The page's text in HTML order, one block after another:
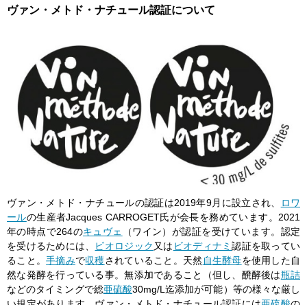
ヴァン・メトド・ナチュール認証について
ヴァン・メトド・ナチュールの認証は2019年9月に設立され、
ロワ
ールの生産者Jacques CARROGET氏が会長を務めています。2021
年の時点で264のキュヴェ
（ワイン）が認証を受けています。認定
を受けるためには、 ビオロジック 又は ビオディナミ認証を取ってい
ること。手摘みで収穫されていること。天然 自生酵母を使用した自
然な発酵を行っている事。無添加であること（但し、醗酵後は瓶詰
などのタイミングで総亜硫酸30mg/L迄添加が可能）等の様々な厳し